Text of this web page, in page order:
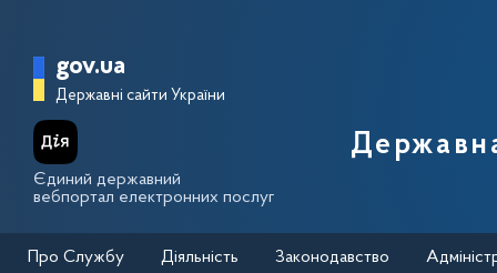
Головна сторінка Державної
gov.ua
Державні сайти України
Єдиний державний
вебпортал електронних послуг
Про Службу Діяльність Законодавство